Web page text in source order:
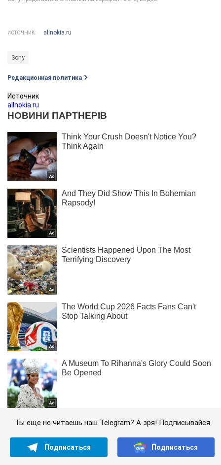
ИСТОЧНИК: allnokia.ru
Sony
Редакционная политика
Источник
allnokia.ru
Ты еще не читаешь наш Telegram? А зря! Подписывайся
Подписаться Подписаться